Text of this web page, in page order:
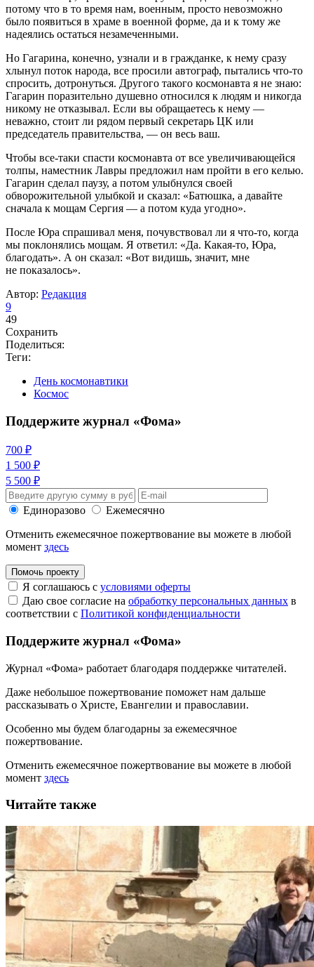
потому что в то время нам, военным, просто невозможно
было появиться в храме в военной форме, да и к тому же
надеялись остаться незамеченными.
Но Гагарина, конечно, узнали и в гражданке, к нему сразу
хлынул поток народа, все просили автограф, пытались что-то
спросить, дотронуться. Другого такого космонавта я не знаю:
Гагарин поразительно душевно относился к людям и никогда
никому не отказывал. Если вы обращаетесь к нему —
неважно, стоит ли рядом первый секретарь ЦК или
председатель правительства, — он весь ваш.
Чтобы все-таки спасти космонавта от все увеличивающейся
толпы, наместник Лавры предложил нам пройти в его келью.
Гагарин сделал паузу, а потом улыбнулся своей
обворожительной улыбкой и сказал: «Батюшка, а давайте
сначала к мощам Сергия — а потом куда угодно».
После Юра спрашивал меня, почувствовал ли я что-то, когда
мы поклонялись мощам. Я ответил: «Да. Какая-то, Юра,
благодать». А он сказал: «Вот видишь, значит, мне
не показалось».
Автор: Редакция
9
49
Сохранить
Поделиться:
Теги:
День космонавтики
Космос
Поддержите журнал «Фома»
700 ₽
1 500 ₽
5 500 ₽
Единоразово
Ежемесячно
Отменить ежемесячное пожертвование вы можете в любой
момент здесь
Помочь проекту
Я соглашаюсь с условиями оферты
Даю свое согласие на обработку персональных данных в
соответствии с Политикой конфиденциальности
Поддержите журнал «Фома»
Журнал «Фома» работает благодаря поддержке читателей.
Даже небольшое пожертвование поможет нам дальше
рассказывать о Христе, Евангелии и православии.
Особенно мы будем благодарны за ежемесячное
пожертвование.
Отменить ежемесячное пожертвование вы можете в любой
момент здесь
Читайте также